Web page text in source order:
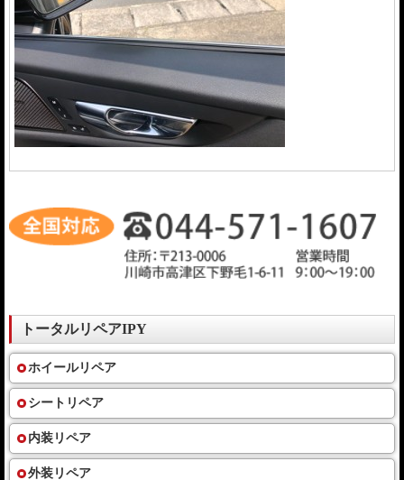
トータルリペアIPY
ホイールリペア
シートリペア
内装リペア
外装リペア